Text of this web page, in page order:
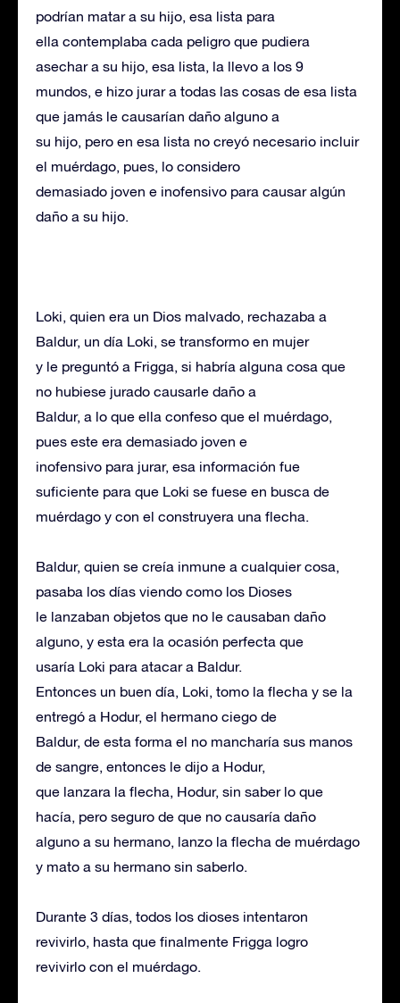
podrían matar a su hijo, esa lista para
ella contemplaba cada peligro que pudiera
asechar a su hijo, esa lista, la llevo a los 9
mundos, e hizo jurar a todas las cosas de esa lista
que jamás le causarían daño alguno a
su hijo, pero en esa lista no creyó necesario incluir
el muérdago, pues, lo considero
demasiado joven e inofensivo para causar algún
daño a su hijo.
Loki, quien era un Dios malvado, rechazaba a
Baldur, un día Loki, se transformo en mujer
y le preguntó a Frigga, si habría alguna cosa que
no hubiese jurado causarle daño a
Baldur, a lo que ella confeso que el muérdago,
pues este era demasiado joven e
inofensivo para jurar, esa información fue
suficiente para que Loki se fuese en busca de
muérdago y con el construyera una flecha.
Baldur, quien se creía inmune a cualquier cosa,
pasaba los días viendo como los Dioses
le lanzaban objetos que no le causaban daño
alguno, y esta era la ocasión perfecta que
usaría Loki para atacar a Baldur.
Entonces un buen día, Loki, tomo la flecha y se la
entregó a Hodur, el hermano ciego de
Baldur, de esta forma el no mancharía sus manos
de sangre, entonces le dijo a Hodur,
que lanzara la flecha, Hodur, sin saber lo que
hacía, pero seguro de que no causaría daño
alguno a su hermano, lanzo la flecha de muérdago
y mato a su hermano sin saberlo.
Durante 3 días, todos los dioses intentaron
revivirlo, hasta que finalmente Frigga logro
revivirlo con el muérdago.